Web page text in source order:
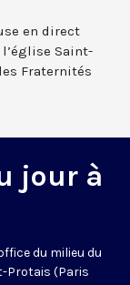
en direct
Saint-
Fraternités
jour à
du milieu du
Protais (Paris